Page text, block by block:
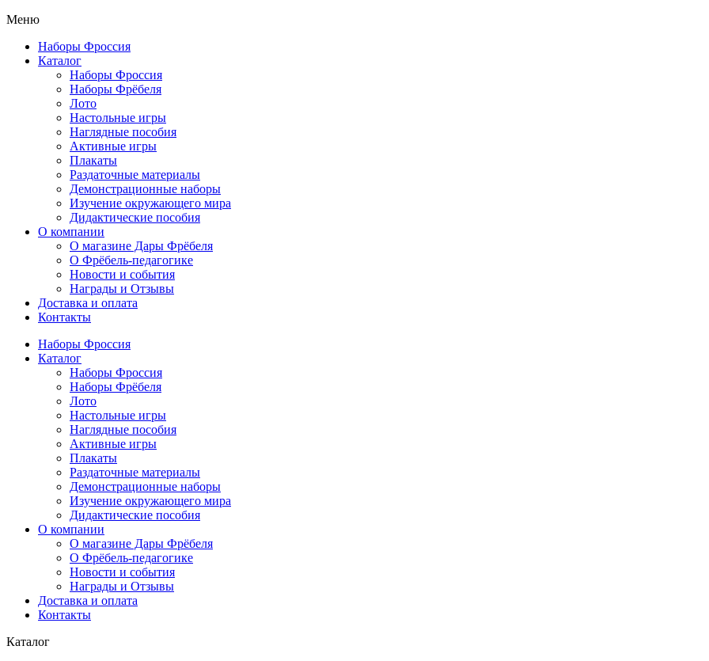
Меню
Наборы Фроссия
Каталог
Наборы Фроссия
Наборы Фрёбеля
Лото
Настольные игры
Наглядные пособия
Активные игры
Плакаты
Раздаточные материалы
Демонстрационные наборы
Изучение окружающего мира
Дидактические пособия
О компании
О магазине Дары Фрёбеля
О Фрёбель-педагогике
Новости и события
Награды и Отзывы
Доставка и оплата
Контакты
Наборы Фроссия
Каталог
Наборы Фроссия
Наборы Фрёбеля
Лото
Настольные игры
Наглядные пособия
Активные игры
Плакаты
Раздаточные материалы
Демонстрационные наборы
Изучение окружающего мира
Дидактические пособия
О компании
О магазине Дары Фрёбеля
О Фрёбель-педагогике
Новости и события
Награды и Отзывы
Доставка и оплата
Контакты
Каталог